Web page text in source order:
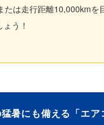
たは走行距離10,000kmを
う！
暑にも備える「エア